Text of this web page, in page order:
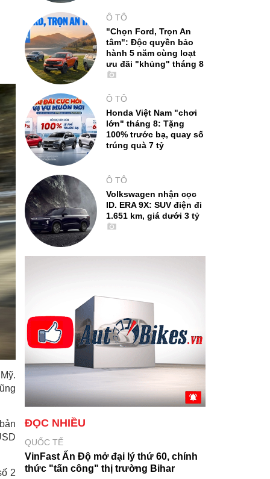
2
Ô TÔ
"Chọn Ford, Trọn An
tâm": Độc quyền bảo
hành 5 năm cùng loạt
ưu đãi "khủng" tháng 8
Ô TÔ
Honda Việt Nam "chơi
lớn" tháng 8: Tặng
100% trước bạ, quay số
trúng quà 7 tỷ
Ô TÔ
Volkswagen nhận cọc
ID. ERA 9X: SUV điện đi
1.651 km, giá dưới 3 tỷ
ĐỌC NHIỀU
QUỐC TẾ
VinFast Ấn Độ mở đại lý thứ 60, chính
thức "tấn công" thị trường Bihar